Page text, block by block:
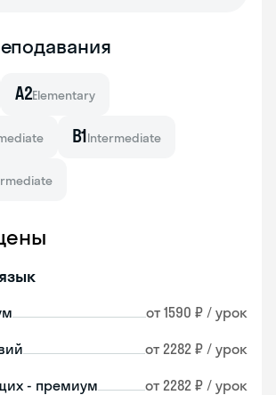
A2Elementary
B1Intermediate
от 1590 ₽ / урок
от 2282 ₽ / урок
- премиум от 2282 ₽ / урок